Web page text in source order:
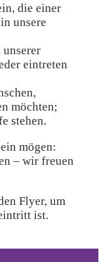
die einer
unsere
unserer
eintreten
möchten;
stehen.
mögen:
– wir freuen
Flyer, um
ist.